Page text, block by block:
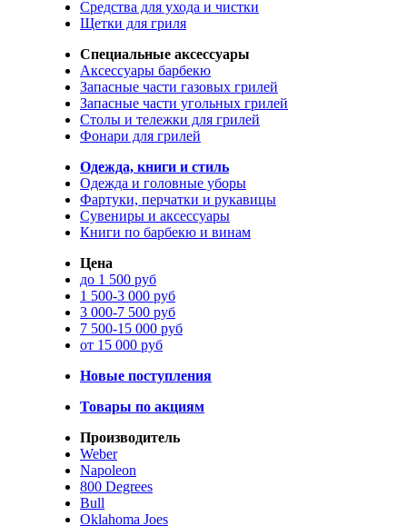
Средства для ухода и чистки
Щетки для гриля
Специальные аксессуары
Аксессуары барбекю
Запасные части газовых грилей
Запасные части угольных грилей
Столы и тележки для грилей
Фонари для грилей
Одежда, книги и стиль
Одежда и головные уборы
Фартуки, перчатки и рукавицы
Сувениры и аксессуары
Книги по барбекю и винам
Цена
до 1 500 руб
1 500-3 000 руб
3 000-7 500 руб
7 500-15 000 руб
от 15 000 руб
Новые поступления
Товары по акциям
Производитель
Weber
Napoleon
800 Degrees
Bull
Oklahoma Joes